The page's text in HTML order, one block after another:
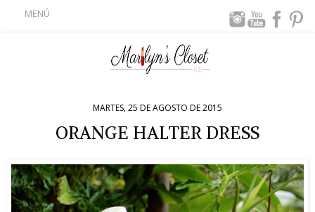
MENÚ
MARTES, 25 DE AGOSTO DE 2015
ORANGE HALTER DRESS